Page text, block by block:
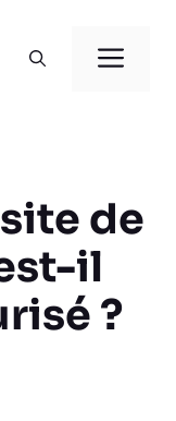
de
il
?